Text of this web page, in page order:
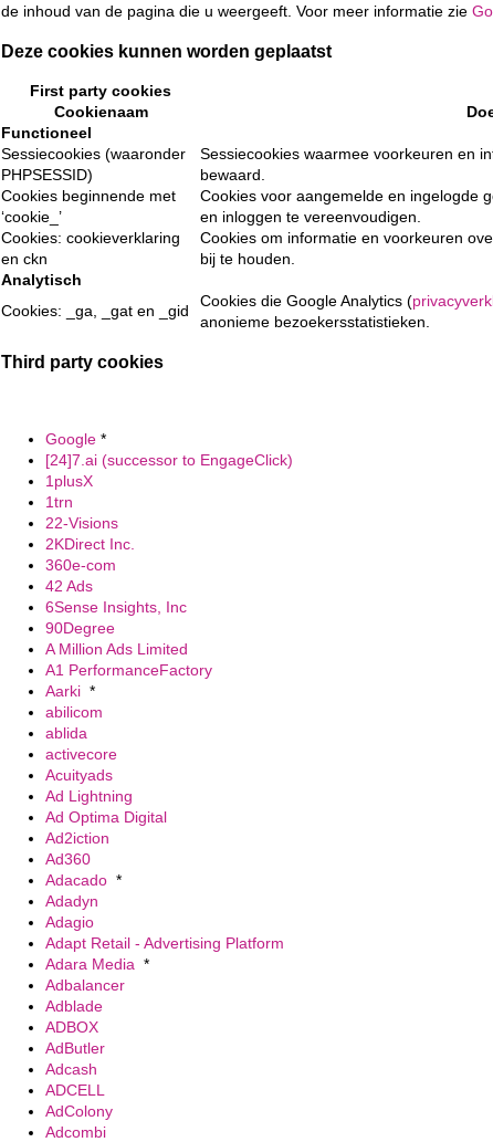
de inhoud van de pagina die u weergeeft. Voor meer informatie zie
Deze cookies kunnen worden geplaatst
First party cookies
Cookienaam
Functioneel
Sessiecookies (waaronder
PHPSESSID)
Sessiecookies waarmee voorkeuren en
bewaard.
Cookies beginnende met
‘cookie_’
Cookies voor aangemelde en ingelogde
en inloggen te vereenvoudigen.
Cookies: cookieverklaring
en ckn
Cookies om informatie en voorkeuren
bij te houden.
Analytisch
Cookies: _ga, _gat en _gid
Cookies die Google Analytics (
anonieme bezoekersstatistieken.
Third party cookies
Google *
[24]7.ai (successor to EngageClick)
1plusX
1trn
22-Visions
2KDirect Inc.
360e-com
42 Ads
6Sense Insights, Inc
90Degree
A Million Ads Limited
A1 PerformanceFactory
Aarki *
abilicom
ablida
activecore
Acuityads
Ad Lightning
Ad Optima Digital
Ad2iction
Ad360
Adacado *
Adadyn
Adagio
Adapt Retail - Advertising Platform
Adara Media *
Adbalancer
Adblade
ADBOX
AdButler
Adcash
ADCELL
AdColony
Adcombi